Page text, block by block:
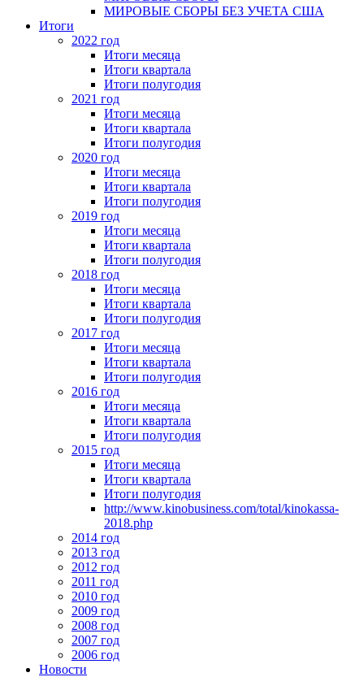
МИРОВЫЕ СБОРЫ БЕЗ УЧЕТА США
Итоги
2022 год
Итоги месяца
Итоги квартала
Итоги полугодия
2021 год
Итоги месяца
Итоги квартала
Итоги полугодия
2020 год
Итоги месяца
Итоги квартала
Итоги полугодия
2019 год
Итоги месяца
Итоги квартала
Итоги полугодия
2018 год
Итоги месяца
Итоги квартала
Итоги полугодия
2017 год
Итоги месяца
Итоги квартала
Итоги полугодия
2016 год
Итоги месяца
Итоги квартала
Итоги полугодия
2015 год
Итоги месяца
Итоги квартала
Итоги полугодия
http://www.kinobusiness.com/total/kinokassa-
2018.php
2014 год
2013 год
2012 год
2011 год
2010 год
2009 год
2008 год
2007 год
2006 год
Новости